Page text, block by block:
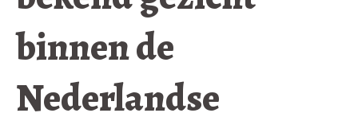
binnen de
Nederlandse